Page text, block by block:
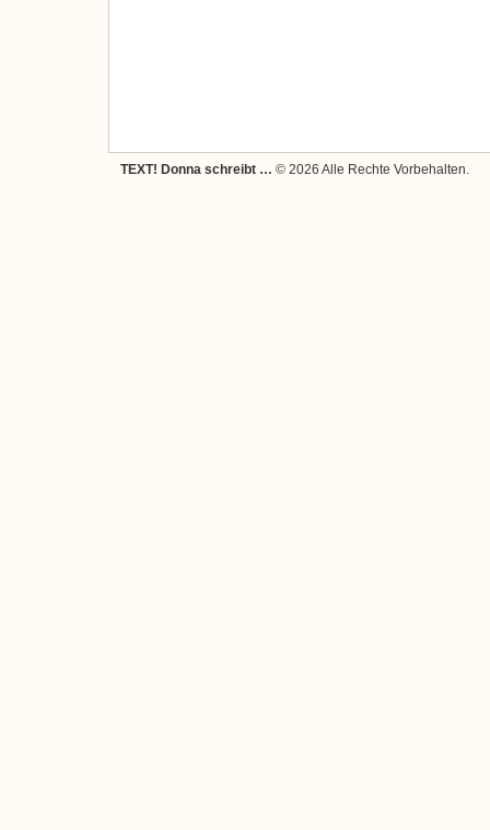
TEXT! Donna schreibt … © 2026 Alle Rechte Vorbehalten.